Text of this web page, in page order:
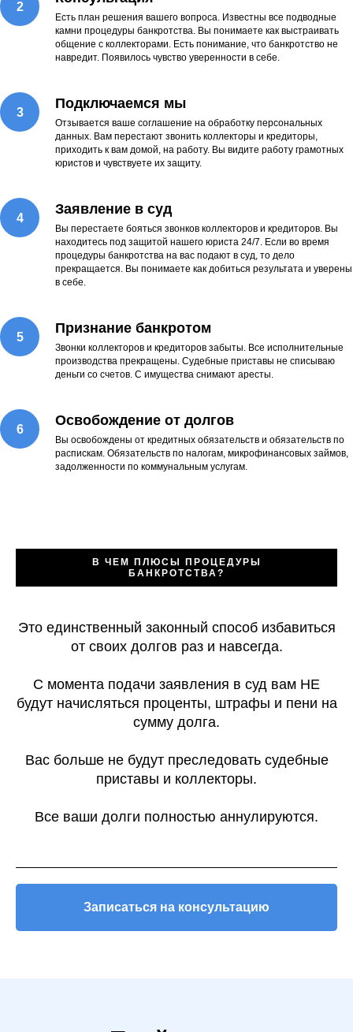
Есть план решения вашего вопроса. Известны все подводные
камни процедуры банкротства. Вы понимаете как выстраивать
общение с коллекторами. Есть понимание, что банкротство не
навредит. Появилось чувство уверенности в себе.
Подключаемся мы
Отзывается ваше соглашение на обработку персональных
данных. Вам перестают звонить коллекторы и кредиторы,
приходить к вам домой, на работу. Вы видите работу грамотных
юристов и чувствуете их защиту.
Заявление в суд
Вы перестаете бояться звонков коллекторов и кредиторов. Вы
находитесь под защитой нашего юриста 24/7. Если во время
процедуры банкротства на вас подают в суд, то дело
прекращается. Вы понимаете как добиться результата и уверены
в себе.
Признание банкротом
Звонки коллекторов и кредиторов забыты. Все исполнительные
производства прекращены. Судебные приставы не списываю
деньги со счетов. С имущества снимают аресты.
Освобождение от долгов
Вы освобождены от кредитных обязательств и обязательств по
распискам. Обязательств по налогам, микрофинансовых займов,
задолженности по коммунальным услугам.
В ЧЕМ ПЛЮСЫ ПРОЦЕДУРЫ
БАНКРОТСТВА?
Это единственный законный способ избавиться
от своих долгов раз и навсегда.
С момента подачи заявления в суд вам НЕ
будут начисляться проценты, штрафы и пени на
сумму долга.
Вас больше не будут преследовать судебные
приставы и коллекторы.
Все ваши долги полностью аннулируются.
Записаться на консультацию